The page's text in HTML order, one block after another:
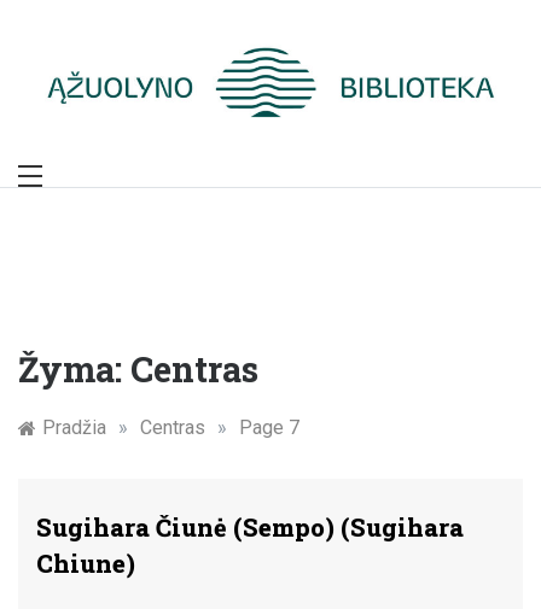
Žymūs Kauno
Žyma: Centras
Pradžia » Centras » Page 7
Sugihara Čiunė (Sempo) (Sugihara
Chiune)